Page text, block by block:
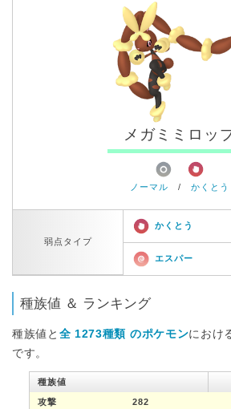
メガミミロッ
ノーマル / かくとう
弱点タイプ
かくとう
エスパー
種族値 ＆ ランキング
種族値と 全 1273種類 のポケモンにおけ
です。
種族値
攻撃 282